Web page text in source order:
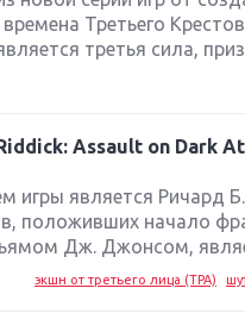
Третьего
третья сила,
Assault on Dark
игры является Ричард
положивших начало
Дж. Джонсом,
экшн от третьего лица (TPA)